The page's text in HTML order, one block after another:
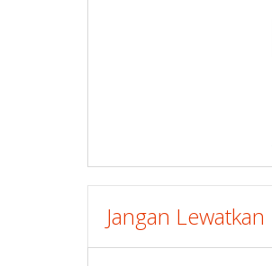
Jangan Lewatkan